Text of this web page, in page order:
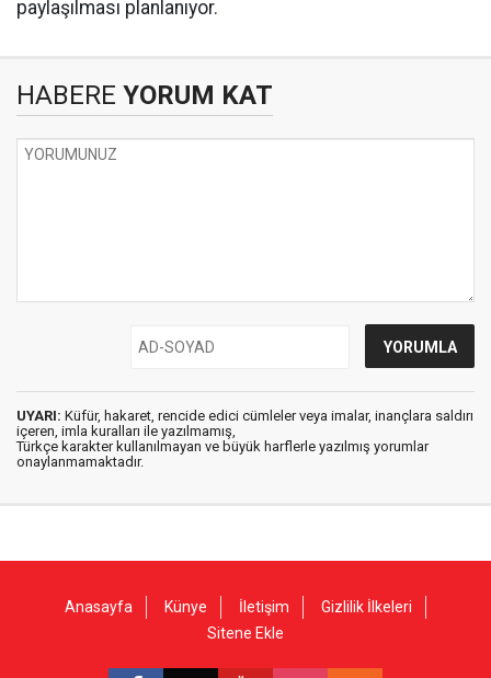
paylaşılması planlanıyor.
HABERE YORUM KAT
UYARI: Küfür, hakaret, rencide edici cümleler veya imalar, inançlara saldırı
içeren, imla kuralları ile yazılmamış,
Türkçe karakter kullanılmayan ve büyük harflerle yazılmış yorumlar
onaylanmamaktadır.
Anasayfa Künye İletişim
Gizlilik İlkeleri
Sitene Ekle